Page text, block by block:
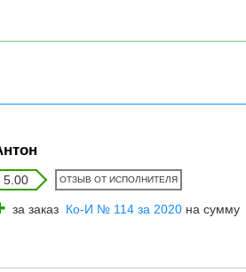
5.00 ОТЗЫВ ОТ ИСПОЛНИТЕЛЯ
за заказ Ко-И № 114 за 2020 на сумму